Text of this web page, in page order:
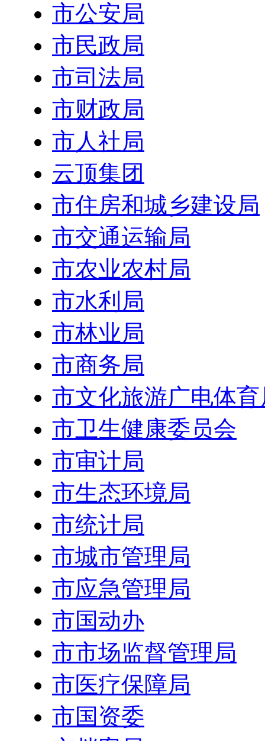
市公安局
市民政局
市司法局
市财政局
市人社局
云顶集团
市住房和城乡建设局
市交通运输局
市农业农村局
市水利局
市林业局
市商务局
市文化旅游广电体育
市卫生健康委员会
市审计局
市生态环境局
市统计局
市城市管理局
市应急管理局
市国动办
市市场监督管理局
市医疗保障局
市国资委